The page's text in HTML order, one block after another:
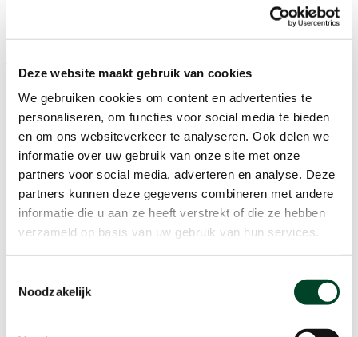
Deze website maakt gebruik van cookies
We gebruiken cookies om content en advertenties te
personaliseren, om functies voor social media te bieden
en om ons websiteverkeer te analyseren. Ook delen we
informatie over uw gebruik van onze site met onze
partners voor social media, adverteren en analyse. Deze
partners kunnen deze gegevens combineren met andere
informatie die u aan ze heeft verstrekt of die ze hebben
verzameld op basis van uw gebruik van hun services.
Noodzakelijk
Blijf op de hoogte van het laatste nieuws, verhalen,
publicaties en ontwikkelingen rondom Kansfonds
en onze missie.
Nieuwsberichten
Nieuws
Verhalen
Beeldbanken
Foto's bestaanszekerheid
Agenda